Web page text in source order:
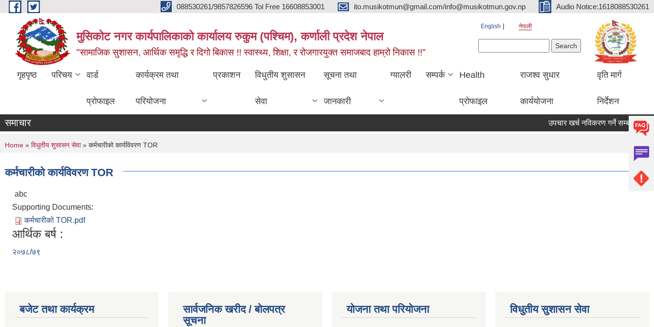
Skip to main content 088530261/9857826596 Tol Free 16608853001 ito.musikotmun@gmail.com/info@musikotmun.gov.np Audio Notice:1618088530261
मुसिकोट नगर कार्यपालिकाको कार्यालय रुकुम (पश्चिम), कर्णाली प्रदेश नेपाल
"सामाजिक सुशासन, आर्थिक समृद्धि र दिगो बिकास !! स्वास्थ्य, शिक्षा, र रोजगारयुक्त समाजबाद हाम्रो निकास !!"
English नेपाली
गृहपृष्ठ परिचय वार्ड
प्रोफाइल
कार्यक्रम तथा
परियोजना
प्रकाशन विधुतीय शुसासन
सेवा
सूचना तथा
जानकारी
ग्यालरी सम्पर्क Health
प्रोफाइल
राजश्व सुधार
कार्ययोजना
वृति मार्ग
निर्देशन
समाचार उपचार खर्च नविकरण गर्ने सम्बन्धमा
You are here
Home » विधुतीय शुसासन सेवा» कर्मचारीको कार्यविवरण TOR
कर्मचारीको कार्यविवरण TOR
abc
Supporting Documents:
कर्मचारीको TOR.pdf
आर्थिक बर्ष :
२०७८/७९
बजेट तथा कार्यक्रम
सार्वजनिक खरीद / बोलपत्र
सूचना
योजना तथा परियोजना विधुतीय सुशासन सेवा